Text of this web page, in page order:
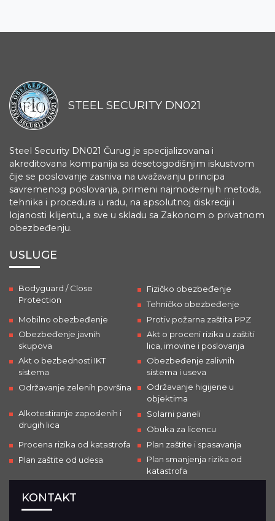
STEEL SECURITY DN021
Steel Security DN021 Čurug je specijalizovana i
akreditovana kompanija sa desetogodišnjim iskustvom
čije se poslovanje zasniva na uvažavanju principa
savremenog poslovanja, primeni najmodernijih metoda,
tehnika i procedura u radu, na apsolutnoj diskreciji i
lojanosti klijentu, a sve u skladu sa Zakonom o privatnom
obezbeđenju.
USLUGE
Bodyguard / Close
Protection
Fizičko obezbeđenje
Tehničko obezbeđenje
Mobilno obezbeđenje
Protiv požarna zaštita PPZ
Obezbeđenje javnih
skupova
Akt o proceni rizika u zaštiti
lica, imovine i poslovanja
Akt o bezbednosti IKT
sistema
Obezbeđenje zalivnih
sistema i useva
Održavanje zelenih površina
Održavanje higijene u
objektima
Alkotestiranje zaposlenih i
drugih lica
Solarni paneli
Obuka za licencu
Procena rizika od katastrofa
Plan zaštite i spasavanja
Plan zaštite od udesa
Plan smanjenja rizika od
katastrofa
KONTAKT